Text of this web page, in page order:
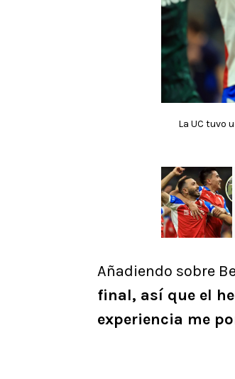
La UC tuvo
Añadiendo sobre
final, así que el
experiencia me